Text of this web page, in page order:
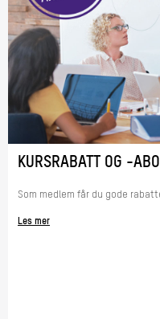
KURSRABATT OG -
Som medlem får du gode
Les mer